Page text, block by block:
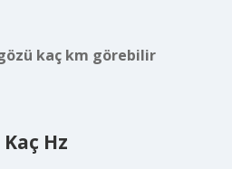
kaç km görebilir
Hz